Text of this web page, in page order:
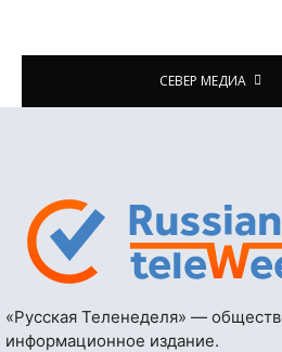
СЕВЕР МЕДИА
«Русская Теленеделя» —
информационное издание.